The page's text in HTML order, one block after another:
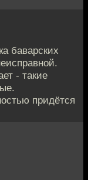
баварских
- такие
придётся